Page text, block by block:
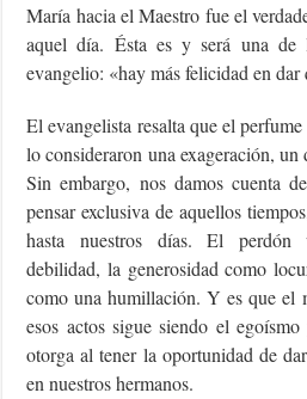
María hacia el Maestro fue el
aquel día. Ésta es y será una de
evangelio: «hay más felicidad en dar
El evangelista resalta que el
lo consideraron una exageración,
Sin embargo, nos damos cuenta
pensar exclusiva de aquellos
hasta nuestros días. El perdón
debilidad, la generosidad como
como una humillación. Y es que el
esos actos sigue siendo el
otorga al tener la oportunidad de
en nuestros hermanos.